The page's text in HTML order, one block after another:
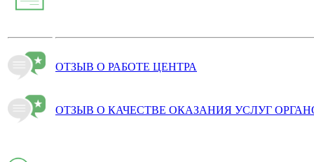
ОТЗЫВ О РАБОТЕ ЦЕНТРА
ОТЗЫВ О КАЧЕСТВЕ ОКАЗАНИЯ УСЛУГ